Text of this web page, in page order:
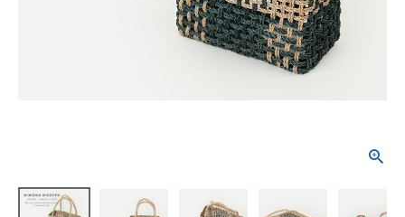
フォーマル
正絹 木綿・麻